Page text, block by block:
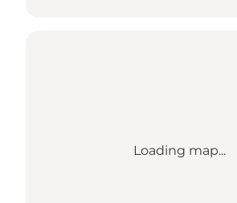
Loading map...